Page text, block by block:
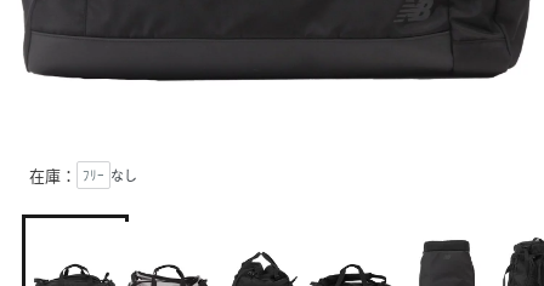
在庫： ﾌﾘｰ なし